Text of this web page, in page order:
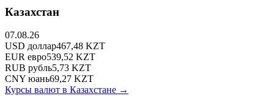
Казахстан
07.08.26
USD доллар467,48 KZT
EUR евро539,52 KZT
RUB рубль5,73 KZT
CNY юань69,27 KZT
Курсы валют в Казахстане →